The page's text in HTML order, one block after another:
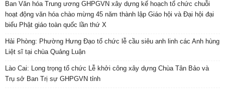
Ban Văn hóa Trung ương GHPGVN xây dựng kế hoạch tổ chức chuỗi
hoạt động văn hóa chào mừng 45 năm thành lập Giáo hội và Đại hội đại
biểu Phật giáo toàn quốc lần thứ X
Hải Phòng: Phường Hưng Đạo tổ chức lễ cầu siêu anh linh các Anh hùng
Liệt sĩ tại chùa Quảng Luận
Lào Cai: Long trọng tổ chức Lễ khởi công xây dựng Chùa Tân Bảo và
Trụ sở Ban Trị sự GHPGVN tỉnh